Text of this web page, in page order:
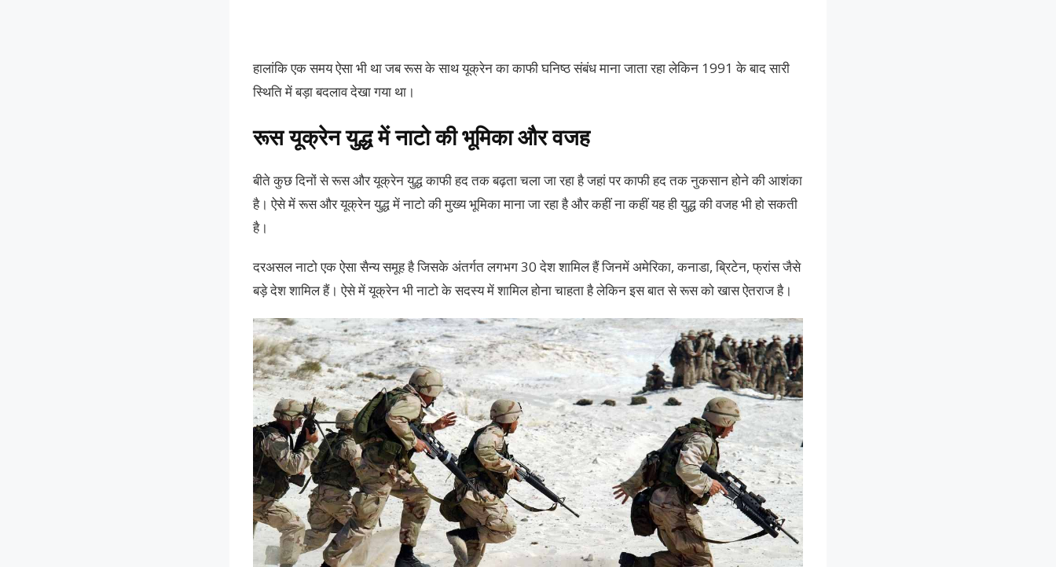
हालांकि एक समय ऐसा भी था जब रूस के साथ यूक्रेन का काफी घनिष्ठ संबंध माना जाता रहा लेकिन 1991 के बाद सारी
स्थिति में बड़ा बदलाव देखा गया था।
रूस यूक्रेन युद्ध में नाटो की भूमिका और वजह
बीते कुछ दिनों से रूस और यूक्रेन युद्ध काफी हद तक बढ़ता चला जा रहा है जहां पर काफी हद तक नुकसान होने की आशंका
है। ऐसे में रूस और यूक्रेन युद्ध में नाटो की मुख्य भूमिका माना जा रहा है और कहीं ना कहीं यह ही युद्ध की वजह भी हो सकती
है।
दरअसल नाटो एक ऐसा सैन्य समूह है जिसके अंतर्गत लगभग 30 देश शामिल हैं जिनमें अमेरिका, कनाडा, ब्रिटेन, फ्रांस जैसे
बड़े देश शामिल हैं। ऐसे में यूक्रेन भी नाटो के सदस्य में शामिल होना चाहता है लेकिन इस बात से रूस को खास ऐतराज है।